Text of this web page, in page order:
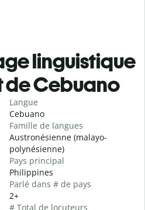
linguistique
de Cebuano
Langue
Cebuano
Famille de langues
Austronésienne (malayo-
polynésienne)
Pays principal
Philippines
Parlé dans # de pays
2+
# Total de locuteurs